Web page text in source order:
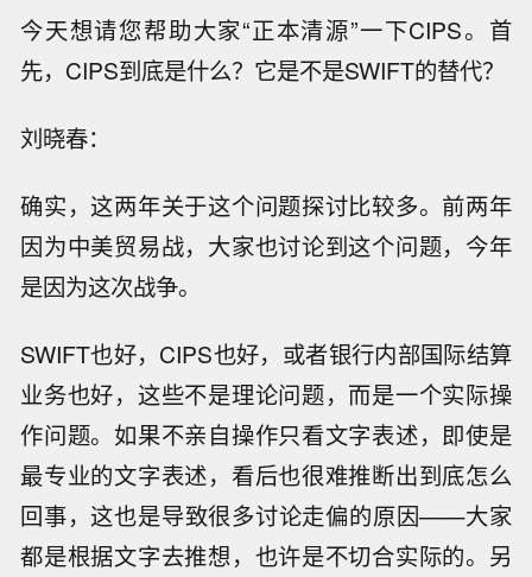
今天想请您帮助大家“正本清源”一下CIPS。首
先，CIPS到底是什么？它是不是SWIFT的替代？
刘晓春：
确实，这两年关于这个问题探讨比较多。前两年
因为中美贸易战，大家也讨论到这个问题，今年
是因为这次战争。
SWIFT也好，CIPS也好，或者银行内部国际结算
业务也好，这些不是理论问题，而是一个实际操
作问题。如果不亲自操作只看文字表述，即使是
最专业的文字表述，看后也很难推断出到底怎么
回事，这也是导致很多讨论走偏的原因——大家
都是根据文字去推想，也许是不切合实际的。另